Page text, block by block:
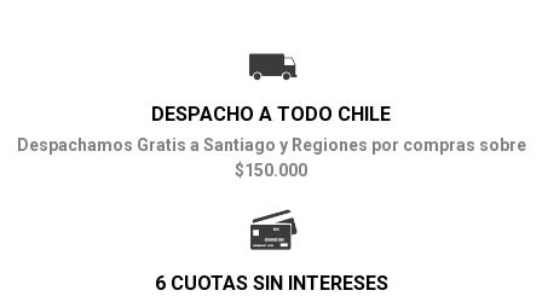
DESPACHO A TODO CHILE
Despachamos Gratis a Santiago y Regiones por compras sobre
$150.000
6 CUOTAS SIN INTERESES